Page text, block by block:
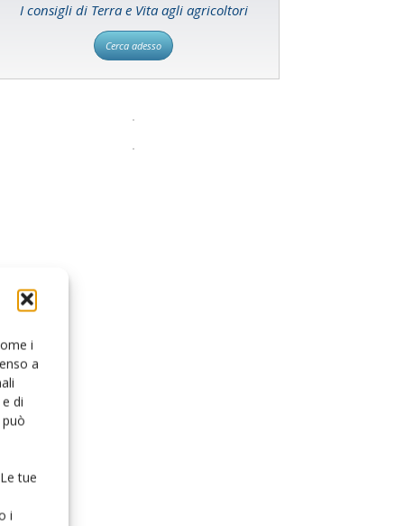
i
a
di
tue
i
I consigli di Terra e Vita agli agricoltori
Cerca adesso